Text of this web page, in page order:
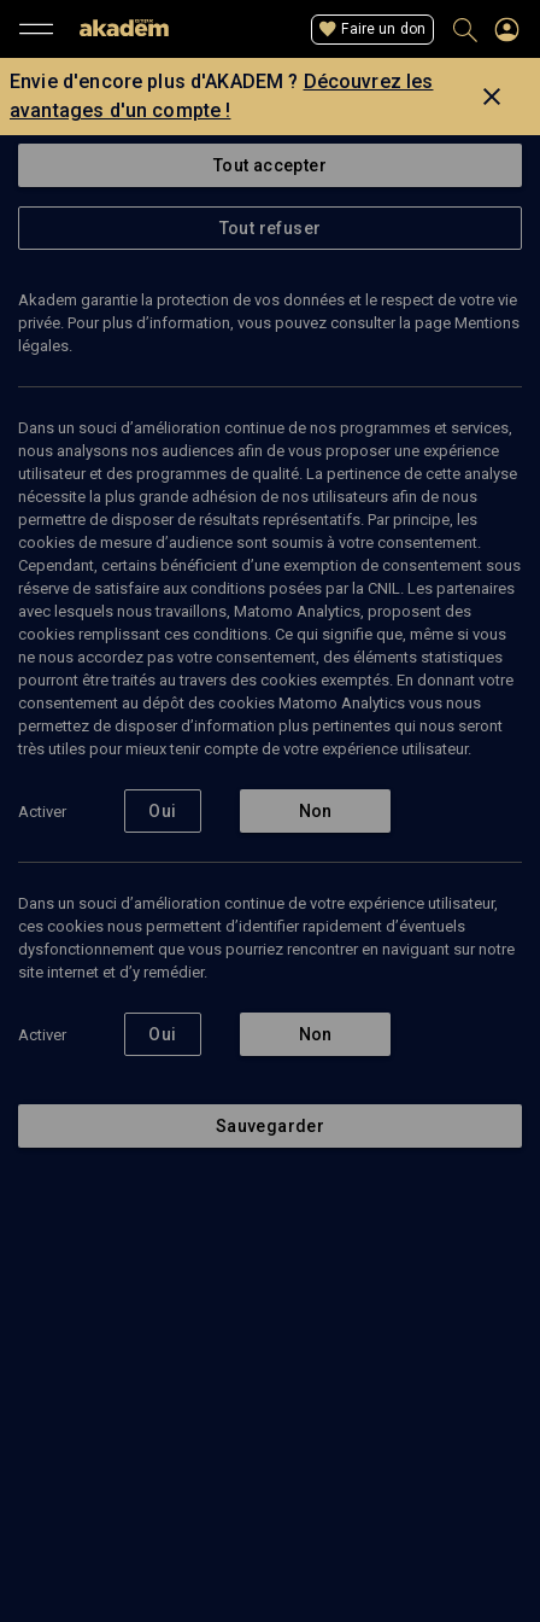
Faire un don
Envie d'encore plus d'AKADEM ? Découvrez les
avantages d'un compte !
directrice du lycée Maïmonide
Anne-Marie Boubli est directrice du lycée Maïmonide à Boulogne-
Billancourt (92). Elle a occupé de nombreuses fonctions au sein
des institutions juives. (Mise à jour: février 2007)
Ajouter Partager J’aime
Tous 1 Vidéos 1
Vidéos
régression (4/4)
VIE JUIVE
Anne-Marie Boubli, Léah Shakdiel, Pauline Bebe, Pia Cohen
Tout accepter
Tout refuser
Akadem garantie la protection de vos données et le respect de votre vie
privée. Pour plus d’information, vous pouvez consulter la page Mentions
légales.
Dans un souci d’amélioration continue de nos programmes et services,
nous analysons nos audiences afin de vous proposer une expérience
utilisateur et des programmes de qualité. La pertinence de cette analyse
nécessite la plus grande adhésion de nos utilisateurs afin de nous
permettre de disposer de résultats représentatifs. Par principe, les
cookies de mesure d’audience sont soumis à votre consentement.
Cependant, certains bénéficient d’une exemption de consentement sous
réserve de satisfaire aux conditions posées par la CNIL. Les partenaires
avec lesquels nous travaillons, Matomo Analytics, proposent des
cookies remplissant ces conditions. Ce qui signifie que, même si vous
ne nous accordez pas votre consentement, des éléments statistiques
pourront être traités au travers des cookies exemptés. En donnant votre
consentement au dépôt des cookies Matomo Analytics vous nous
permettez de disposer d’information plus pertinentes qui nous seront
très utiles pour mieux tenir compte de votre expérience utilisateur.
Activer Oui Non
Dans un souci d’amélioration continue de votre expérience utilisateur,
ces cookies nous permettent d’identifier rapidement d’éventuels
dysfonctionnement que vous pourriez rencontrer en naviguant sur notre
site internet et d’y remédier.
Activer Oui Non
Sauvegarder